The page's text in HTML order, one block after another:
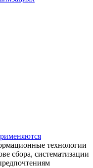
технологии
сбора, систематизации